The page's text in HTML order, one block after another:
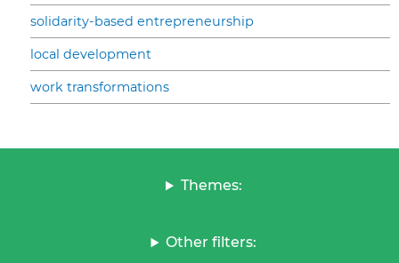
solidarity-based entrepreneurship
local development
work transformations
Themes:
Other filters: